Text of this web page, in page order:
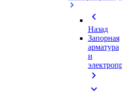
chevron_left
Назад
Запорная
арматура
и
chevron_right
expand_more